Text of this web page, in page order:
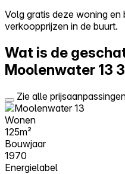
Log in
Volg gratis deze woning en
verkoopprijzen in de buurt.
Wat is de
Moolenwater 13
Zie alle
Wonen
125m²
Bouwjaar
1970
Energielabel